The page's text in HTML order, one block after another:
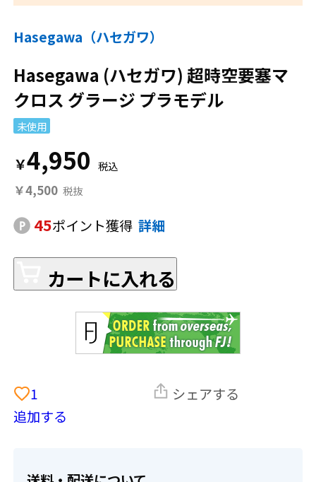
Hasegawa（ハセガワ）
Hasegawa (ハセガワ) 超時空要塞マ
クロス グラージ プラモデル
未使用
￥4,950
￥4,500
45ポイント獲得 詳細
カートに入れる
1
追加する
シェアする